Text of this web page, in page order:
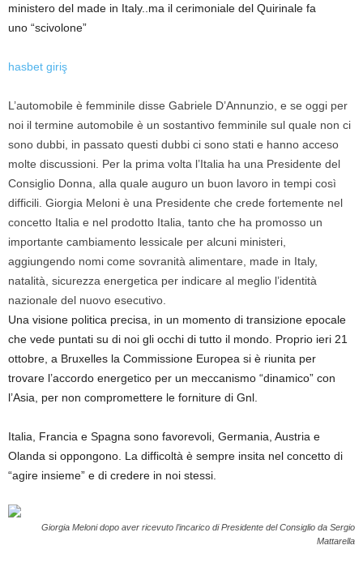
ministero del made in Italy..ma il cerimoniale del Quirinale fa
uno “scivolone”
hasbet giriş
L’automobile è femminile disse Gabriele D’Annunzio, e se oggi per
noi il termine automobile è un sostantivo femminile sul quale non ci
sono dubbi, in passato questi dubbi ci sono stati e hanno acceso
molte discussioni. Per la prima volta l’Italia ha una Presidente del
Consiglio Donna, alla quale auguro un buon lavoro in tempi così
difficili. Giorgia Meloni è una Presidente che crede fortemente nel
concetto Italia e nel prodotto Italia, tanto che ha promosso un
importante cambiamento lessicale per alcuni ministeri,
aggiungendo nomi come sovranità alimentare, made in Italy,
natalità, sicurezza energetica per indicare al meglio l’identità
nazionale del nuovo esecutivo.
Una visione politica precisa, in un momento di transizione epocale
che vede puntati su di noi gli occhi di tutto il mondo. Proprio ieri 21
ottobre, a Bruxelles la Commissione Europea si è riunita per
trovare l’accordo energetico per un meccanismo “dinamico” con
l’Asia, per non compromettere le forniture di Gnl.
Italia, Francia e Spagna sono favorevoli, Germania, Austria e
Olanda si oppongono. La difficoltà è sempre insita nel concetto di
“agire insieme” e di credere in noi stessi.
Giorgia Meloni dopo aver ricevuto l’incarico di Presidente del Consiglio da Sergio
Mattarella